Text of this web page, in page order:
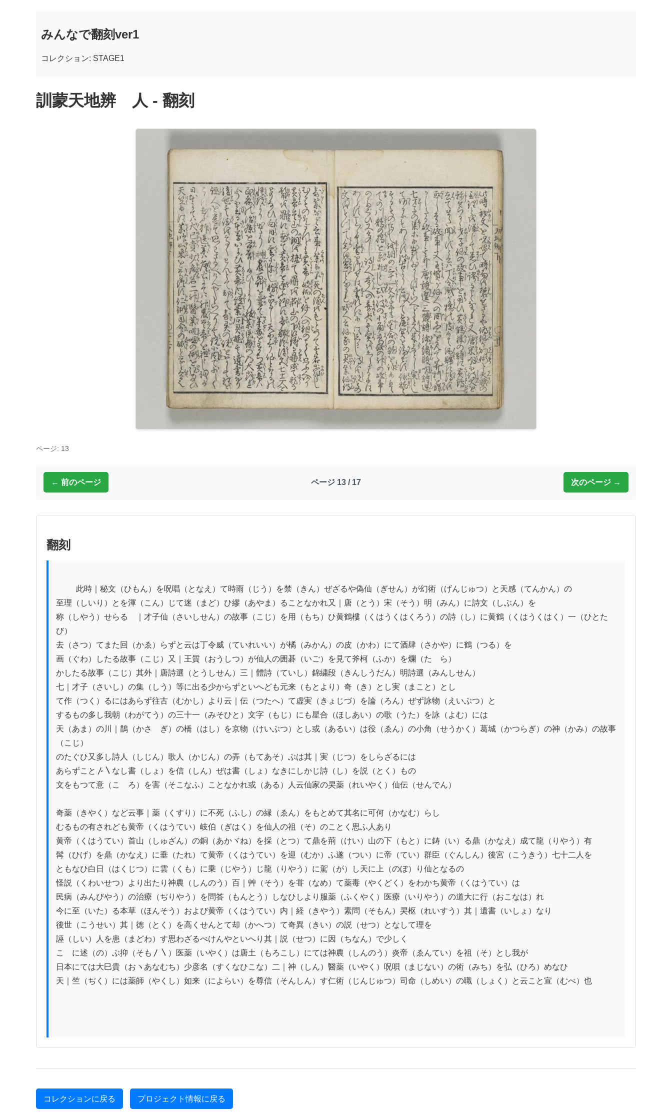
みんなで翻刻ver1
コレクション: STAGE1
訓蒙天地辨 人 - 翻刻
ページ: 13
← 前のページ ページ 13 / 17 次のページ →
翻刻
至理（しいり）とを渾（こん）じて迷（まど）ひ繆（あやま）ることなかれ又｜唐（とう）宋（そう）明（みん）に詩文（しぶん）を
称（しやう）せらるゝ｜才子仙（さいしせん）の故事（こじ）を用（もち）ひ黄鶴樓（くはうくはくろう）の詩（し）に黄鶴（くはうくはく）一（ひとた
び）
去（さつ）てまた回（かゑ）らずと云は丁令威（ていれいい）が橘（みかん）の皮（かわ）にて酒肆（さかや）に鶴（つる）を
画（ぐわ）したる故事（こじ）又｜王質（おうしつ）が仙人の囲碁（いご）を見て斧柯（ふか）を爛（たゞら）
かしたる故事（こじ）其外｜唐詩選（とうしせん）三｜體詩（ていし）錦繍段（きんしうだん）明詩選（みんしせん）
七｜才子（さいし）の集（しう）等に出る少からずといへども元来（もとより）奇（き）とし実（まこと）とし
て作（つく）るにはあらず往古（むかし）より云｜伝（つたへ）て虚実（きょじづ）を論（ろん）ぜず詠物（えいぶつ）と
するもの多し我朝（わがてう）の三十一（みそひと）文字（もじ）にも星合（ほしあい）の歌（うた）を詠（よむ）には
天（あま）の川｜鵲（かさゝぎ）の橋（はし）を京物（けいぶつ）とし或（あるい）は役（ゑん）の小角（せうかく）葛城（かつらぎ）の神（かみ）の故事
（こじ）
のたぐひ又多し詩人（しじん）歌人（かじん）の弄（もてあそ）ぶは其｜実（じつ）をしらざるには
あらずこと〴〵なし書（しょ）を信（しん）ぜは書（しょ）なきにしかじ詩（し）を説（とく）もの
文をもつて意（こゝろ）を害（そこなふ）ことなかれ或（ある）人云仙家の㚑薬（れいやく）仙伝（せんでん）
奇薬（きやく）など云事｜薬（くすり）に不死（ふし）の縁（ゑん）をもとめて其名に可何（かなむ）らし
むるもの有されども黄帝（くはうてい）岐伯（ぎはく）を仙人の祖（そ）のことく思ふ人あり
黄帝（くはうてい）首山（しゅざん）の銅（あかヾね）を採（とつ）て鼎を荊（けい）山の下（もと）に鋳（い）る鼎（かなえ）成て龍（りやう）有
髯（ひげ）を鼎（かなえ）に垂（たれ）て黄帝（くはうてい）を迎（むか）ふ遂（つい）に帝（てい）群臣（ぐんしん）後宮（こうきう）七十二人を
ともなひ白日（はくじつ）に雲（くも）に乗（じやう）じ龍（りやう）に駕（が）し天に上（のぼ）り仙となるの
怪説（くわいせつ）より出たり神農（しんのう）百｜艸（そう）を甞（なめ）て薬毒（やくどく）をわかち黄帝（くはうてい）は
民病（みんびやう）の治療（ぢりやう）を問答（もんとう）しなひしより服薬（ふくやく）医療（いりやう）の道大に行（おこなは）れ
今に至（いた）る本草（ほんそう）および黄帝（くはうてい）内｜経（きやう）素問（そもん）㚑枢（れいすう）其｜遺書（いしょ）なり
後世（こうせい）其｜徳（とく）を高くせんとて却（かへつ）て奇異（きい）の説（せつ）となして理を
誣（しい）人を患（まどわ）す思わざるべけんやといへり其｜説（せつ）に因（ちなん）で少しく
こゝに述（の）ぶ抑（そも〳〵）医薬（いやく）は唐土（もろこし）にては神農（しんのう）炎帝（ゑんてい）を祖（そ）とし我が
日本にては大巳貴（おヽあなむち）少彦名（すくなひこな）二｜神（しん）醫薬（いやく）呪唄（まじない）の術（みち）を弘（ひろ）めなひ
天｜竺（ぢく）には薬師（やくし）如来（によらい）を尊信（そんしん）す仁術（じんじゅつ）司命（しめい）の職（しょく）と云こと宣（むべ）也
コレクションに戻る プロジェクト情報に戻る